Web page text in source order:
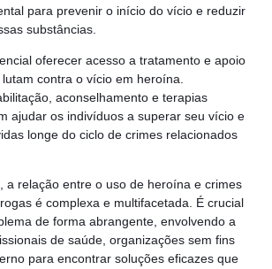
para prevenir o início do vício e reduzir
substâncias.
oferecer acesso a tratamento e apoio
contra o vício em heroína.
aconselhamento e terapias
ajudar os indivíduos a superar seu vício e
longe do ciclo de crimes relacionados
a relação entre o uso de heroína e crimes
é complexa e multifacetada. É crucial
de forma abrangente, envolvendo a
de saúde, organizações sem fins
para encontrar soluções eficazes que